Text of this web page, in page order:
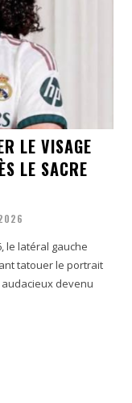
LE VISAGE
LE SACRE
le latéral gauche
tatouer le portrait
devenu